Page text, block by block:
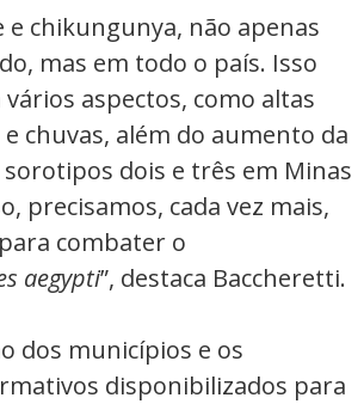
e chikungunya, não apenas
mas em todo o país. Isso
aspectos, como altas
chuvas, além do aumento da
sorotipos dois e três em Minas
precisamos, cada vez mais,
combater o
aegypti”, destaca Baccheretti.
dos municípios e os
disponibilizados para